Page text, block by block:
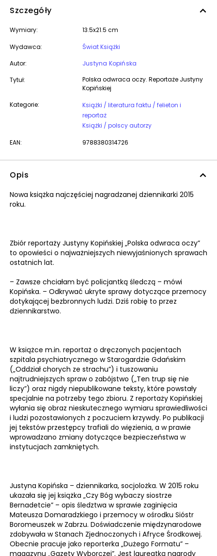
Szczegóły
Wymiary: 13.5x21.5 cm
Wydawca:
Świat Książki
Autor:
Justyna Kopińska
Tytuł:
Polska odwraca oczy. Reportaże Justyny
Kopińskiej
Kategorie:
Książki / literatura faktu / felieton i
reportaż
Książki / polscy autorzy
EAN: 9788380314726
Opis
Nowa książka najczęściej nagradzanej dziennikarki 2015
roku.
Zbiór reportaży Justyny Kopińskiej „Polska odwraca oczy”
to opowieści o najważniejszych niewyjaśnionych sprawach
ostatnich lat.
– Zawsze chciałam być policjantką śledczą – mówi
Kopińska. – Odkrywać ukryte sprawy dotyczące przemocy
dotykającej bezbronnych ludzi. Dziś robię to przez
dziennikarstwo.
W książce m.in. reportaż o dręczonych pacjentach
szpitala psychiatrycznego w Starogardzie Gdańskim
(„Oddział chorych ze strachu”) i tuszowaniu
najtrudniejszych spraw o zabójstwo („Ten trup się nie
liczy”) oraz nigdy niepublikowane teksty, które powstały
specjalnie na potrzeby tego zbioru. Z reportaży Kopińskiej
wyłania się obraz nieskutecznego wymiaru sprawiedliwości
i ludzi pozostawionych z poczuciem krzywdy. Po publikacji
jej tekstów przestępcy trafiali do więzienia, a w prawie
wprowadzano zmiany dotyczące bezpieczeństwa w
instytucjach zamkniętych.
Justyna Kopińska – dziennikarka, socjolożka. W 2015 roku
ukazała się jej książka „Czy Bóg wybaczy siostrze
Bernadetcie” – opis śledztwa w sprawie zaginięcia
Mateusza Domaradzkiego i przemocy w ośrodku Sióstr
Boromeuszek w Zabrzu. Doświadczenie międzynarodowe
zdobywała w Stanach Zjednoczonych i Afryce Środkowej.
Obecnie pracuje jako reporterka „Dużego Formatu” –
magazynu „Gazety Wyborczej”. Jest laureatką nagrody